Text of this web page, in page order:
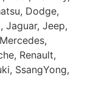
Dodge,
Jaguar, Jeep,
Renault,
SsangYong,